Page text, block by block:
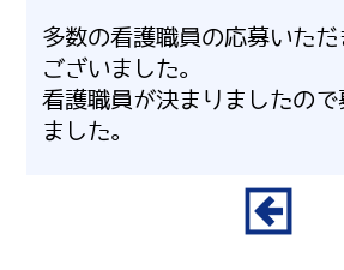
多数の看護職員の応募いただ
ございました。
看護職員が決まりましたので
ました。